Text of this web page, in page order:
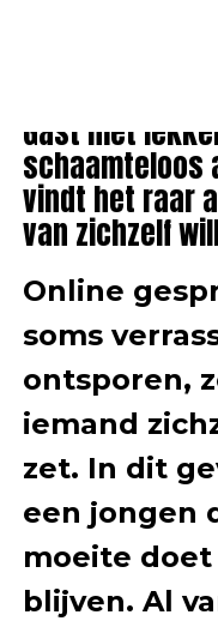
Gast met
schaamteloos
vindt het raar
van zichzelf
Online
soms
ontsporen,
iemand
zet. In dit
een jongen
moeite
blijven. Al